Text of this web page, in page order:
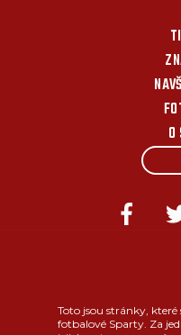
Toto jsou stránky,
fotbalové Sparty. Za